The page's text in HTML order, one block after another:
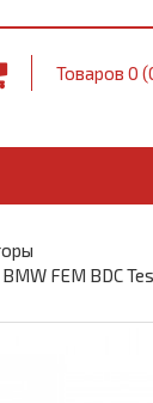
Товаров 0
FEM BDC